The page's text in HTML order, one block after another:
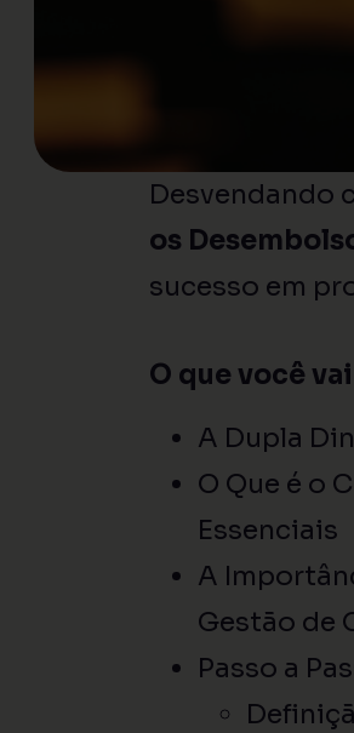
Desvendando
os
sucesso em
O que você
A Dupla
O Que é o
Essenciais
A
Gestão de
Passo a